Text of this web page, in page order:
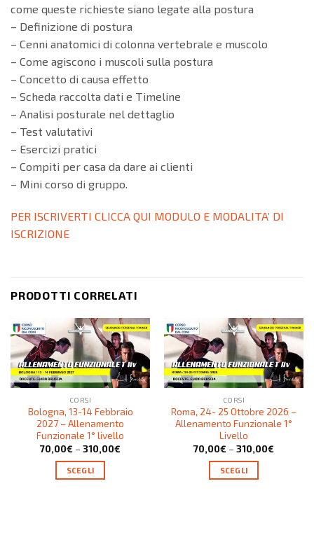
come queste richieste siano legate alla postura
– Definizione di postura
– Cenni anatomici di colonna vertebrale e muscolo
– Come agiscono i muscoli sulla postura
– Concetto di causa effetto
– Scheda raccolta dati e Timeline
– Analisi posturale nel dettaglio
– Test valutativi
– Esercizi pratici
– Compiti per casa da dare ai clienti
– Mini corso di gruppo.
PER ISCRIVERTI CLICCA QUI MODULO E MODALITA’ DI
ISCRIZIONE
PRODOTTI CORRELATI
CORSI
Bologna, 13-14 Febbraio
2027 – Allenamento
Funzionale 1° livello
70,00€ – 310,00€
SCEGLI
CORSI
Roma, 24- 25 Ottobre 2026 –
Allenamento Funzionale 1°
Livello
70,00€ – 310,00€
SCEGLI